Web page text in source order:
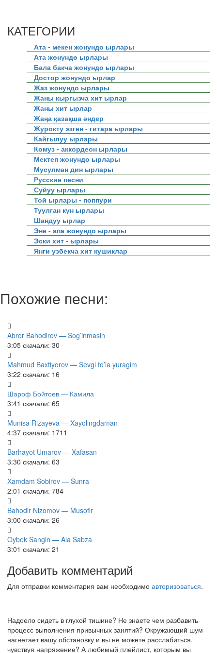
КАТЕГОРИИ
Ата - мекен жонундо ырлары
Ата жөнүндө ырлары
Бала бакча жонундо ырлары
Достор жонундо ырлар
Жаз жонундо ырлары
Жаны кыргызча хит ырлар
Жаны хит ырлар
Жаңа қазақша әндер
Журокту эзген - гитара ырлары
Кайгылуу ырлары
Комуз - аккордеон ырлары
Мектеп жонундо ырлары
Мусулман дин ырлары
Русские песни
Суйуу ырлары
Той ырлары - поппури
Туулган күн ырлары
Шандуу ырлар
Эне - апа жонундо ырлары
Эски хит - ырлары
Янги узбекча хит кушиклар
Похожие песни:
Abror Bahodirov — Sog’inmasin
3:05 скачали: 30
Mahmud Baxtiyorov — Sevgi to’la yuragim
3:22 скачали: 16
Шароф Бойтоев — Камила
3:41 скачали: 65
Munisa Rizayeva — Xayolingdaman
4:37 скачали: 1711
Barhayot Umarov — Xafasan
3:30 скачали: 63
Xamdam Sobirov — Sunra
2:01 скачали: 784
Bahodir Nizomov — Musofir
3:00 скачали: 26
Oybek Sangin — Ala Sabza
3:01 скачали: 21
Добавить комментарий
Для отправки комментария вам необходимо авторизоваться.
Надоело сидеть в глухой тишине? Не знаете чем разбавить
процесс выполнения привычных занятий? Окружающий шум
нагнетает вашу обстановку и вы не можете расслабиться,
чувствуя напряжение? А любимый плейлист, которым вы